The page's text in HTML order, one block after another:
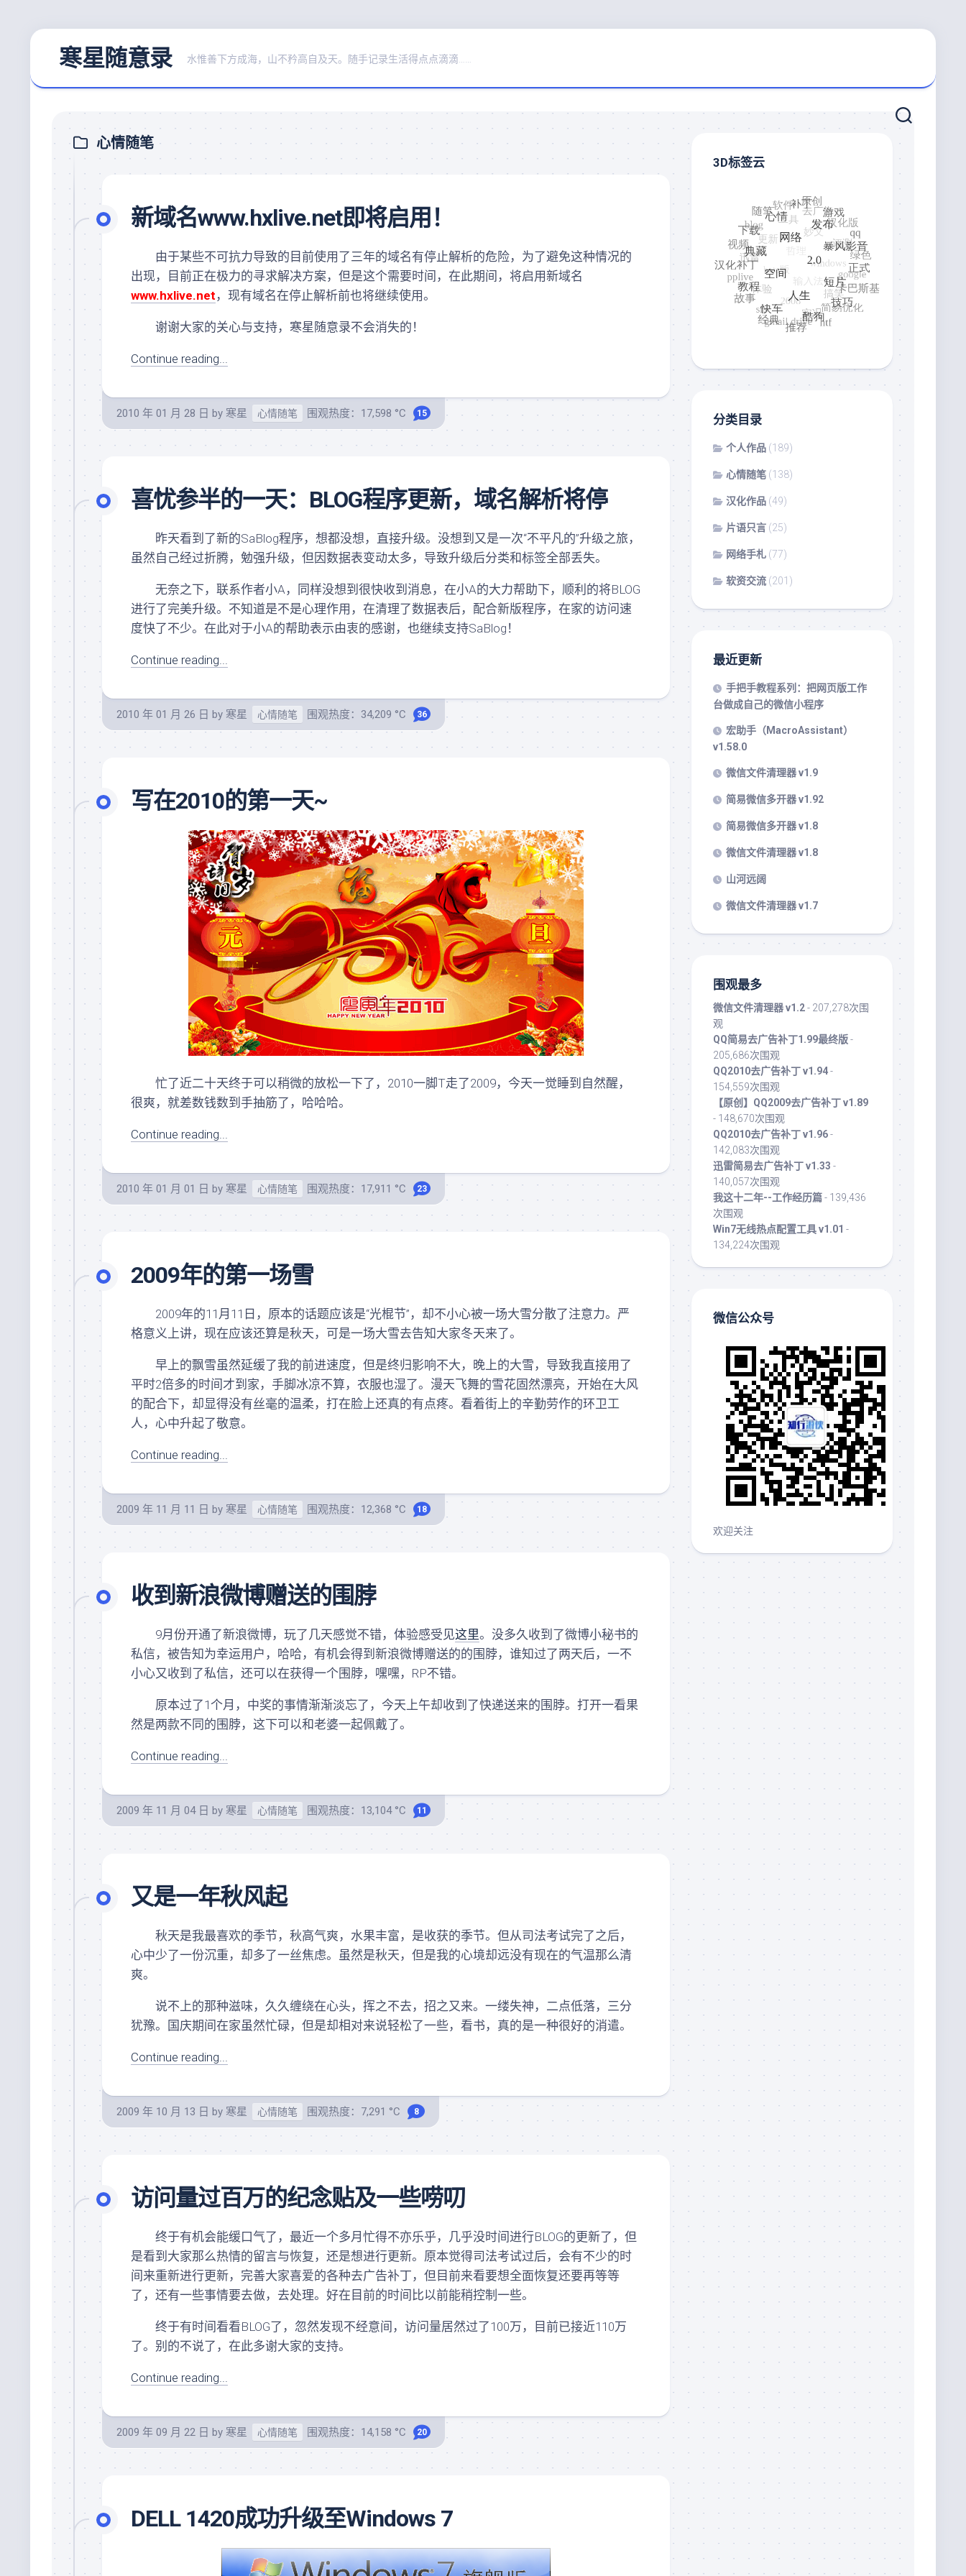
寒星随意录 水惟善下方成海，山不矜高自及天。随手记录生活得点点滴滴……
心情随笔
新域名www.hxlive.net即将启用！
由于某些不可抗力导致的目前使用了三年的域名有停止解析的危险，为了避免这种情况的
出现，目前正在极力的寻求解决方案，但是这个需要时间，在此期间，将启用新域名
www.hxlive.net ，现有域名在停止解析前也将继续使用。
谢谢大家的关心与支持，寒星随意录不会消失的！
Continue reading...
2010 年 01 月 28 日 by 寒星 心情随笔 围观热度：17,598 °C 15
喜忧参半的一天：BLOG程序更新，域名解析将停
昨天看到了新的SaBlog程序，想都没想，直接升级。没想到又是一次“不平凡的”升级之旅，
虽然自己经过折腾，勉强升级，但因数据表变动太多，导致升级后分类和标签全部丢失。
无奈之下，联系作者小A，同样没想到很快收到消息，在小A的大力帮助下，顺利的将BLOG
进行了完美升级。不知道是不是心理作用，在清理了数据表后，配合新版程序，在家的访问速
度快了不少。在此对于小A的帮助表示由衷的感谢，也继续支持SaBlog！
Continue reading...
2010 年 01 月 26 日 by 寒星 心情随笔 围观热度：34,209 °C 36
写在2010的第一天~
忙了近二十天终于可以稍微的放松一下了，2010一脚T走了2009，今天一觉睡到自然醒，
很爽，就差数钱数到手抽筋了，哈哈哈。
Continue reading...
2010 年 01 月 01 日 by 寒星 心情随笔 围观热度：17,911 °C 23
2009年的第一场雪
2009年的11月11日，原本的话题应该是“光棍节”，却不小心被一场大雪分散了注意力。严
格意义上讲，现在应该还算是秋天，可是一场大雪去告知大家冬天来了。
早上的飘雪虽然延缓了我的前进速度，但是终归影响不大，晚上的大雪，导致我直接用了
平时2倍多的时间才到家，手脚冰凉不算，衣服也湿了。漫天飞舞的雪花固然漂亮，开始在大风
的配合下，却显得没有丝毫的温柔，打在脸上还真的有点疼。看着街上的辛勤劳作的环卫工
人，心中升起了敬意。
Continue reading...
2009 年 11 月 11 日 by 寒星 心情随笔 围观热度：12,368 °C 18
收到新浪微博赠送的围脖
9月份开通了新浪微博，玩了几天感觉不错，体验感受见这里。没多久收到了微博小秘书的
私信，被告知为幸运用户，哈哈，有机会得到新浪微博赠送的的围脖，谁知过了两天后，一不
小心又收到了私信，还可以在获得一个围脖，嘿嘿，RP不错。
原本过了1个月，中奖的事情渐渐淡忘了，今天上午却收到了快递送来的围脖。打开一看果
然是两款不同的围脖，这下可以和老婆一起佩戴了。
Continue reading...
2009 年 11 月 04 日 by 寒星 心情随笔 围观热度：13,104 °C 11
又是一年秋风起
秋天是我最喜欢的季节，秋高气爽，水果丰富，是收获的季节。但从司法考试完了之后，
心中少了一份沉重，却多了一丝焦虑。虽然是秋天，但是我的心境却远没有现在的气温那么清
爽。
说不上的那种滋味，久久缠绕在心头，挥之不去，招之又来。一缕失神，二点低落，三分
犹豫。国庆期间在家虽然忙碌，但是却相对来说轻松了一些，看书，真的是一种很好的消遣。
Continue reading...
2009 年 10 月 13 日 by 寒星 心情随笔 围观热度：7,291 °C 8
访问量过百万的纪念贴及一些唠叨
终于有机会能缓口气了，最近一个多月忙得不亦乐乎，几乎没时间进行BLOG的更新了，但
是看到大家那么热情的留言与恢复，还是想进行更新。原本觉得司法考试过后，会有不少的时
间来重新进行更新，完善大家喜爱的各种去广告补丁，但目前来看要想全面恢复还要再等等
了，还有一些事情要去做，去处理。好在目前的时间比以前能稍控制一些。
终于有时间看看BLOG了，忽然发现不经意间，访问量居然过了100万，目前已接近110万
了。别的不说了，在此多谢大家的支持。
Continue reading...
2009 年 09 月 22 日 by 寒星 心情随笔 围观热度：14,158 °C 20
DELL 1420成功升级至Windows 7
3D标签云
分类目录
个人作品 (189)
心情随笔 (138)
汉化作品 (49)
片语只言 (25)
网络手札 (77)
软资交流 (201)
最近更新
手把手教程系列：把网页版工作
台做成自己的微信小程序
宏助手（MacroAssistant）
v1.58.0
微信文件清理器 v1.9
简易微信多开器 v1.92
简易微信多开器 v1.8
微信文件清理器 v1.8
山河远阔
微信文件清理器 v1.7
围观最多
微信文件清理器 v1.2- 207,278次围
观
QQ简易去广告补丁1.99最终版-
205,686次围观
QQ2010去广告补丁 v1.94-
154,559次围观
【原创】QQ2009去广告补丁 v1.89
- 148,670次围观
QQ2010去广告补丁 v1.96-
142,083次围观
迅雷简易去广告补丁 v1.33 -
140,057次围观
我这十二年--工作经历篇- 139,436
次围观
Win7无线热点配置工具 v1.01 -
134,224次围观
微信公众号
欢迎关注